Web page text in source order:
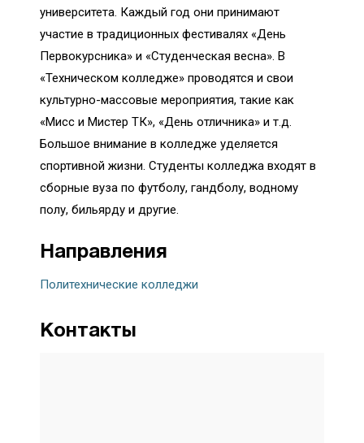
университета. Каждый год они принимают
участие в традиционных фестивалях «День
Первокурсника» и «Студенческая весна». В
«Техническом колледже» проводятся и свои
культурно-массовые мероприятия, такие как
«Мисс и Мистер ТК», «День отличника» и т.д.
Большое внимание в колледже уделяется
спортивной жизни. Студенты колледжа входят в
сборные вуза по футболу, гандболу, водному
полу, бильярду и другие.
Направления
Политехнические колледжи
Контакты